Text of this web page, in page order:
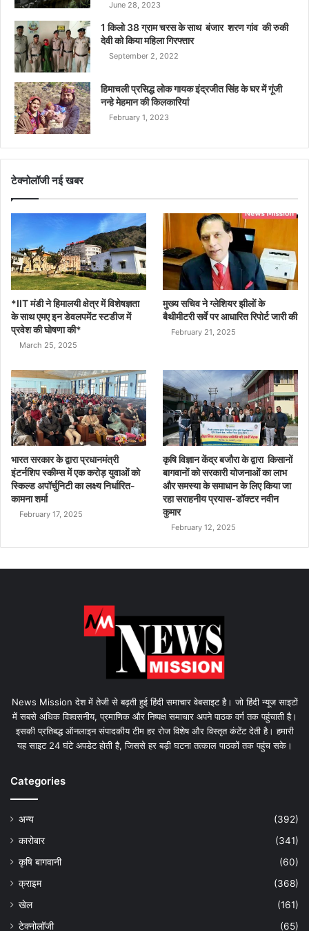
June 28, 2023
1 किलो 38 ग्राम चरस के साथ बंजार शरण गांव की रुकी
देवी को किया महिला गिरफ्तार
September 2, 2022
हिमाचली प्रसिद्ध लोक गायक इंद्रजीत सिंह के घर में गूंजी
नन्हे मेहमान की किलकारियां
February 1, 2023
टेक्नोलॉजी नई खबर
*IIT मंडी ने हिमालयी क्षेत्र में विशेषज्ञता
के साथ एमए इन डेवलपमेंट स्टडीज में
प्रवेश की घोषणा की*
March 25, 2025
मुख्य सचिव ने ग्लेशियर झीलों के
बैथीमीटरी सर्वे पर आधारित रिपोर्ट जारी की
February 21, 2025
भारत सरकार के द्वारा प्रधानमंत्री
इंटर्नशिप स्कीम्स में एक करोड़ युवाओं को
स्किल्ड अपॉर्चुनिटी का लक्ष्य निर्धारित-
कामना शर्मा
February 17, 2025
कृषि विज्ञान केंद्र बजौरा के द्वारा किसानों
बागवानों को सरकारी योजनाओं का लाभ
और समस्या के समाधान के लिए किया जा
रहा सराहनीय प्रयास-डॉक्टर नवीन
कुमार
February 12, 2025
News Mission देश में तेजी से बढ़ती हुई हिंदी समाचार वेबसाइट है। जो हिंदी न्यूज साइटों
में सबसे अधिक विश्वसनीय, प्रमाणिक और निष्पक्ष समाचार अपने पाठक वर्ग तक पहुंचाती है।
इसकी प्रतिबद्ध ऑनलाइन संपादकीय टीम हर रोज विशेष और विस्तृत कंटेंट देती है। हमारी
यह साइट 24 घंटे अपडेट होती है, जिससे हर बड़ी घटना तत्काल पाठकों तक पहुंच सके।
Categories
अन्य
(392)
कारोबार
(341)
कृषि बागवानी
(60)
क्राइम
(368)
खेल
(161)
टेक्नोलॉजी
(65)